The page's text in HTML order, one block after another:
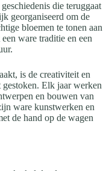
die teruggaat
georganiseerd om de
bloemen te tonen aan
ware traditie en een
is de creativiteit en
Elk jaar werken
en bouwen van
ware kunstwerken en
de hand op de wagen